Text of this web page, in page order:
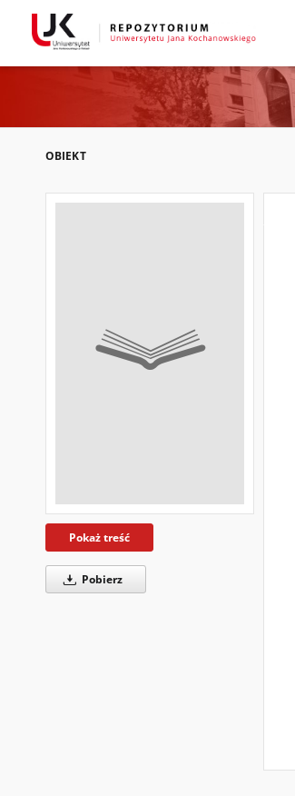
OBIEKT
Pokaż treść
Pobierz